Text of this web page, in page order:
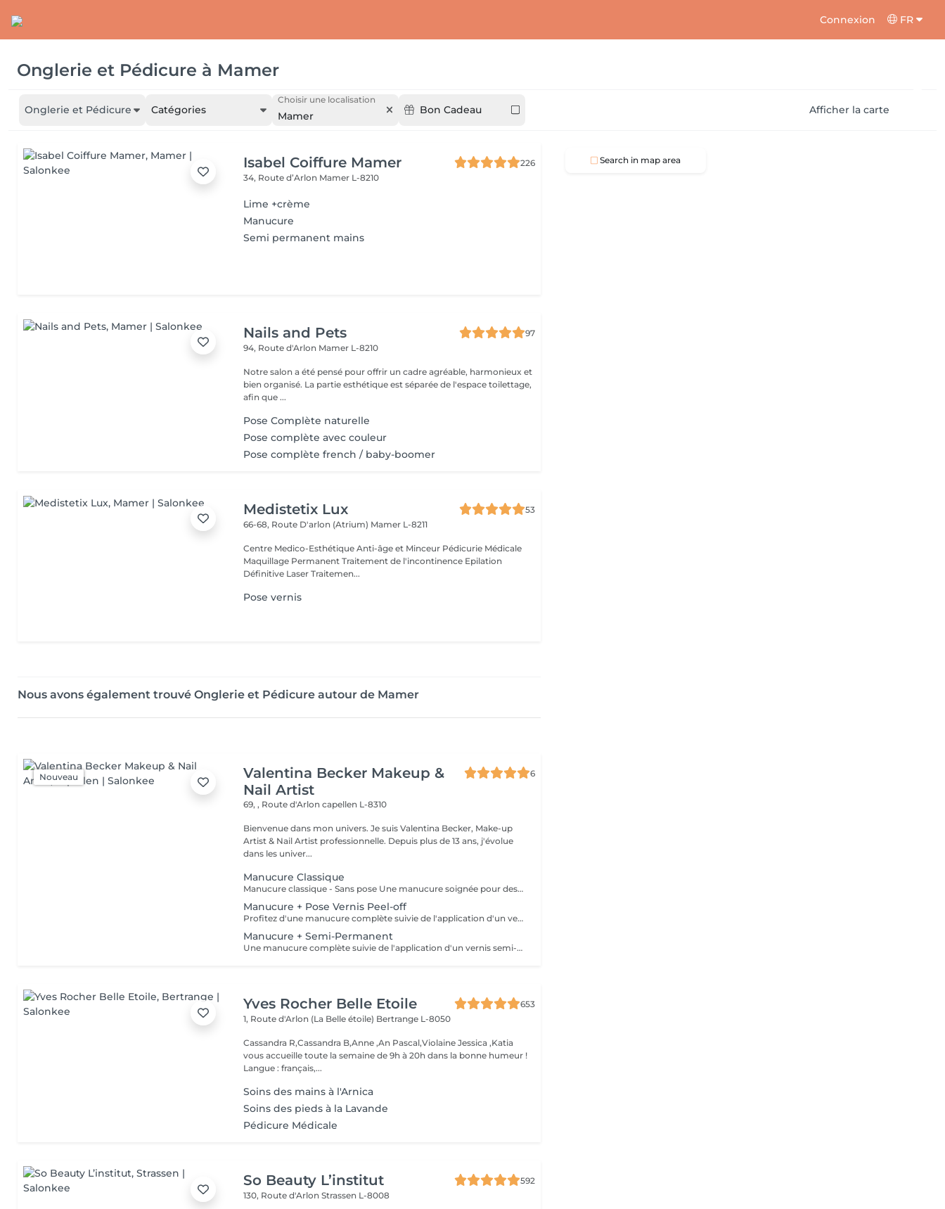
Connexion FR
Onglerie et Pédicure à Mamer
Onglerie et Pédicure Catégories
Choisir une localisation
Mamer Bon Cadeau Afficher la carte
Isabel Coiffure Mamer
226
34, Route d’Arlon Mamer L-8210
Lime +crème
Manucure
Semi permanent mains
Nails and Pets
97
94, Route d'Arlon Mamer L-8210
Notre salon a été pensé pour offrir un cadre agréable, harmonieux et
bien organisé. La partie esthétique est séparée de l'espace toilettage,
afin que ...
Pose Complète naturelle
Pose complète avec couleur
Pose complète french / baby-boomer
Medistetix Lux
53
66-68, Route D'arlon (Atrium) Mamer L-8211
Centre Medico-Esthétique Anti-âge et Minceur Pédicurie Médicale
Maquillage Permanent Traitement de l'incontinence Epilation
Définitive Laser Traitemen...
Pose vernis
Nous avons également trouvé Onglerie et Pédicure autour de Mamer
Nouveau
Valentina Becker Makeup &
Nail Artist
6
69, , Route d'Arloncapellen L-8310
Bienvenue dans mon univers. Je suis Valentina Becker, Make-up
Artist & Nail Artist professionnelle. Depuis plus de 13 ans, j'évolue
dans les univer...
Manucure Classique
Manucure classique - Sans pose Une manucure soignée pour des mains propres, élégantes et naturelles. La prestation comprend la mise en forme des ongles, le soin des cuticules, un léger polissage si nécessaire, ainsi que l'application d'une huile nourrissante et d'une crème hydratante. Cette prestation ne comprend pas de pose de vernis.
Manucure + Pose Vernis Peel-off
Profitez d'une manucure complète suivie de l'application d'un vernis Peel-Off. Ce système innovant offre une finition brillante et une tenue prolongée. Grâce à sa polymérisation sous lampe LED, le vernis est immédiatement sec : pas de traces, pas de marques ni d'empreintes après la prestation. Je n'utilise pas de vernis à ongles traditionnel, car le système Peel-Off est plus respectueux de l'ongle naturel, dégage moins d'odeurs, tient plus longtemps et permet un retrait plus doux.
Manucure + Semi-Permanent
Une manucure complète suivie de l'application d'un vernis semi-permanent. Idéal pour celles et ceux qui souhaitent des ongles brillants, soignés et résistants pendant environ 2 à 3 semaines. Le vernis semi-permanent doit être retiré ou renouvelé en institut.
Yves Rocher Belle Etoile
653
1, Route d'Arlon (La Belle étoile) Bertrange L-8050
Cassandra R,Cassandra B,Anne ,An Pascal,Violaine Jessica ,Katia
vous accueille toute la semaine de 9h à 20h dans la bonne humeur !
Langue : français,...
Soins des mains à l'Arnica
Soins des pieds à la Lavande
Pédicure Médicale
So Beauty L’institut
592
130, Route d'ArlonStrassen L-8008
Search in map area